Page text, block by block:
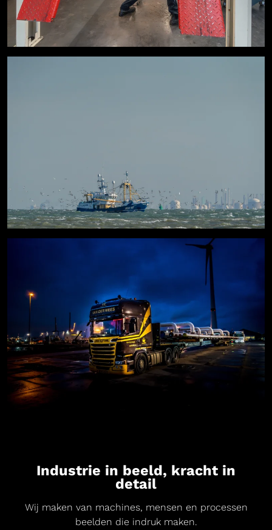
Industrie in beeld, kracht in
detail
Wij maken van machines, mensen en processen
beelden die indruk maken.